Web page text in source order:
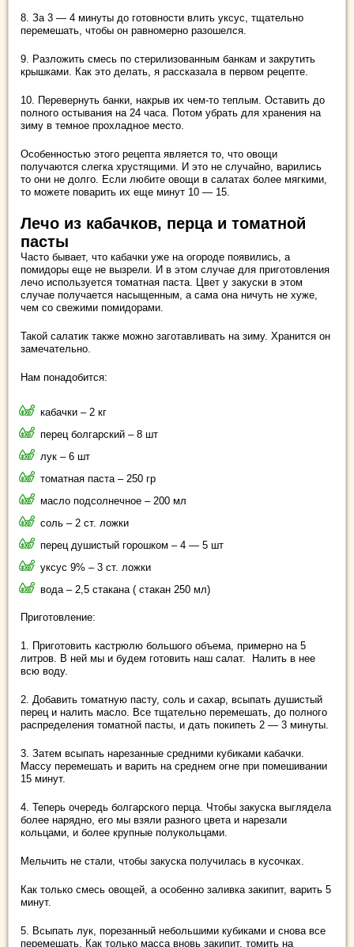
8. За 3 — 4 минуты до готовности влить уксус, тщательно
перемешать, чтобы он равномерно разошелся.
9. Разложить смесь по стерилизованным банкам и закрутить
крышками. Как это делать, я рассказала в первом рецепте.
10. Перевернуть банки, накрыв их чем-то теплым. Оставить до
полного остывания на 24 часа. Потом убрать для хранения на
зиму в темное прохладное место.
Особенностью этого рецепта является то, что овощи
получаются слегка хрустящими. И это не случайно, варились
то они не долго. Если любите овощи в салатах более мягкими,
то можете поварить их еще минут 10 — 15.
Лечо из кабачков, перца и томатной
пасты
Часто бывает, что кабачки уже на огороде появились, а
помидоры еще не вызрели. И в этом случае для приготовления
лечо используется томатная паста. Цвет у закуски в этом
случае получается насыщенным, а сама она ничуть не хуже,
чем со свежими помидорами.
Такой салатик также можно заготавливать на зиму. Хранится он
замечательно.
Нам понадобится:
кабачки – 2 кг
перец болгарский – 8 шт
лук – 6 шт
томатная паста – 250 гр
масло подсолнечное – 200 мл
соль – 2 ст. ложки
перец душистый горошком – 4 — 5 шт
уксус 9% – 3 ст. ложки
вода – 2,5 стакана ( стакан 250 мл)
Приготовление:
1. Приготовить кастрюлю большого объема, примерно на 5
литров. В ней мы и будем готовить наш салат. Налить в нее
всю воду.
2. Добавить томатную пасту, соль и сахар, всыпать душистый
перец и налить масло. Все тщательно перемешать, до полного
распределения томатной пасты, и дать покипеть 2 — 3 минуты.
3. Затем всыпать нарезанные средними кубиками кабачки.
Массу перемешать и варить на среднем огне при помешивании
15 минут.
4. Теперь очередь болгарского перца. Чтобы закуска выглядела
более нарядно, его мы взяли разного цвета и нарезали
кольцами, и более крупные полукольцами.
Мельчить не стали, чтобы закуска получилась в кусочках.
Как только смесь овощей, а особенно заливка закипит, варить 5
минут.
5. Всыпать лук, порезанный небольшими кубиками и снова все
перемешать. Как только масса вновь закипит, томить на